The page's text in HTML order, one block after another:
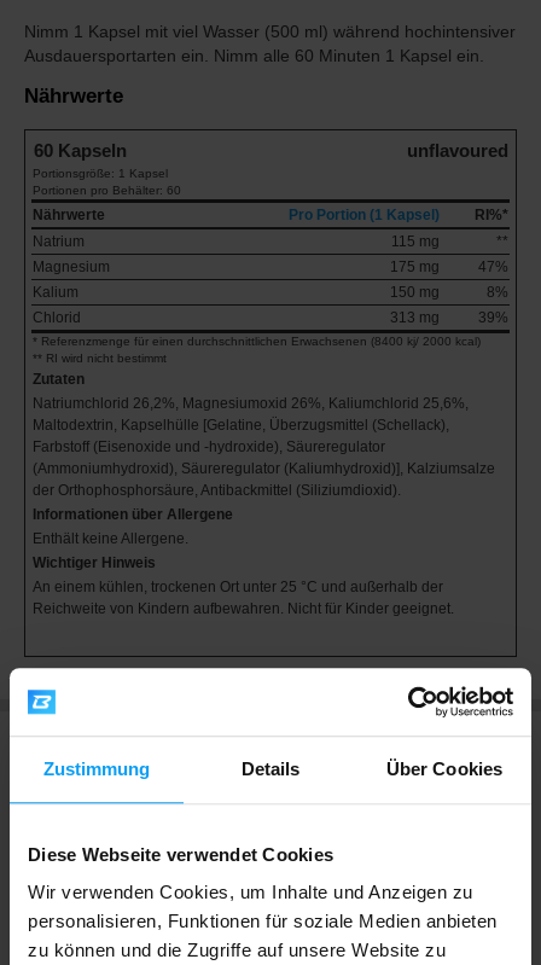
Zustimmung Details Über Cookies
Diese Webseite verwendet Cookies
Wir verwenden Cookies, um Inhalte und Anzeigen zu
personalisieren, Funktionen für soziale Medien anbieten
zu können und die Zugriffe auf unsere Website zu
Nimm 1 Kapsel mit viel Wasser (500 ml) während hochintensiver
Ausdauersportarten ein. Nimm alle 60 Minuten 1 Kapsel ein.
Nährwerte
60 Kapseln unflavoured
Portionsgröße: 1 Kapsel
Portionen pro Behälter: 60
Nährwerte Pro Portion (1 Kapsel)
RI%*
Natrium
115 mg
**
Magnesium
175 mg
47%
Kalium
150 mg
8%
Chlorid
313 mg 39%
* Referenzmenge für einen durchschnittlichen Erwachsenen (8400 kj/ 2000 kcal)
** RI wird nicht bestimmt
Zutaten
Natriumchlorid 26,2%, Magnesiumoxid 26%, Kaliumchlorid 25,6%,
Maltodextrin, Kapselhülle [Gelatine, Überzugsmittel (Schellack),
Farbstoff (Eisenoxide und -hydroxide), Säureregulator
(Ammoniumhydroxid), Säureregulator (Kaliumhydroxid)], Kalziumsalze
der Orthophosphorsäure, Antibackmittel (Siliziumdioxid).
Informationen über Allergene
Enthält keine Allergene.
Wichtiger Hinweis
An einem kühlen, trockenen Ort unter 25 °C und außerhalb der
Reichweite von Kindern aufbewahren. Nicht für Kinder geeignet.
Bewertungen
4,8 Äußerst gut